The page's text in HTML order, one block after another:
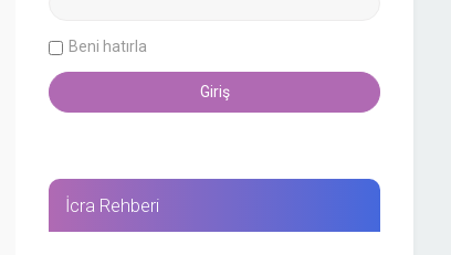
Beni hatırla
İcra Rehberi